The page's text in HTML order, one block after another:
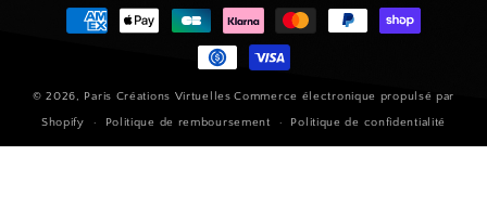
Moyens
© 2026, Paris Créations Virtuelles Commerce électronique propulsé par
Shopify
Politique de remboursement Politique de confidentialité